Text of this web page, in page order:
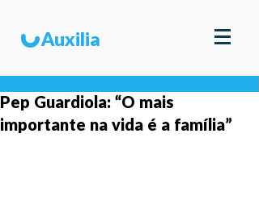
uAuxilia
Pep Guardiola: “O mais
importante na vida é a família”